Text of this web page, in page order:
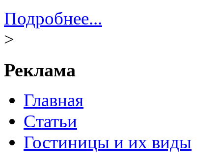
Подробнее...
>
Реклама
Главная
Статьи
Гостиницы и их виды